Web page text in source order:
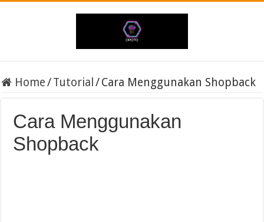
Home/Tutorial /Cara Menggunakan Shopback
Cara Menggunakan
Shopback